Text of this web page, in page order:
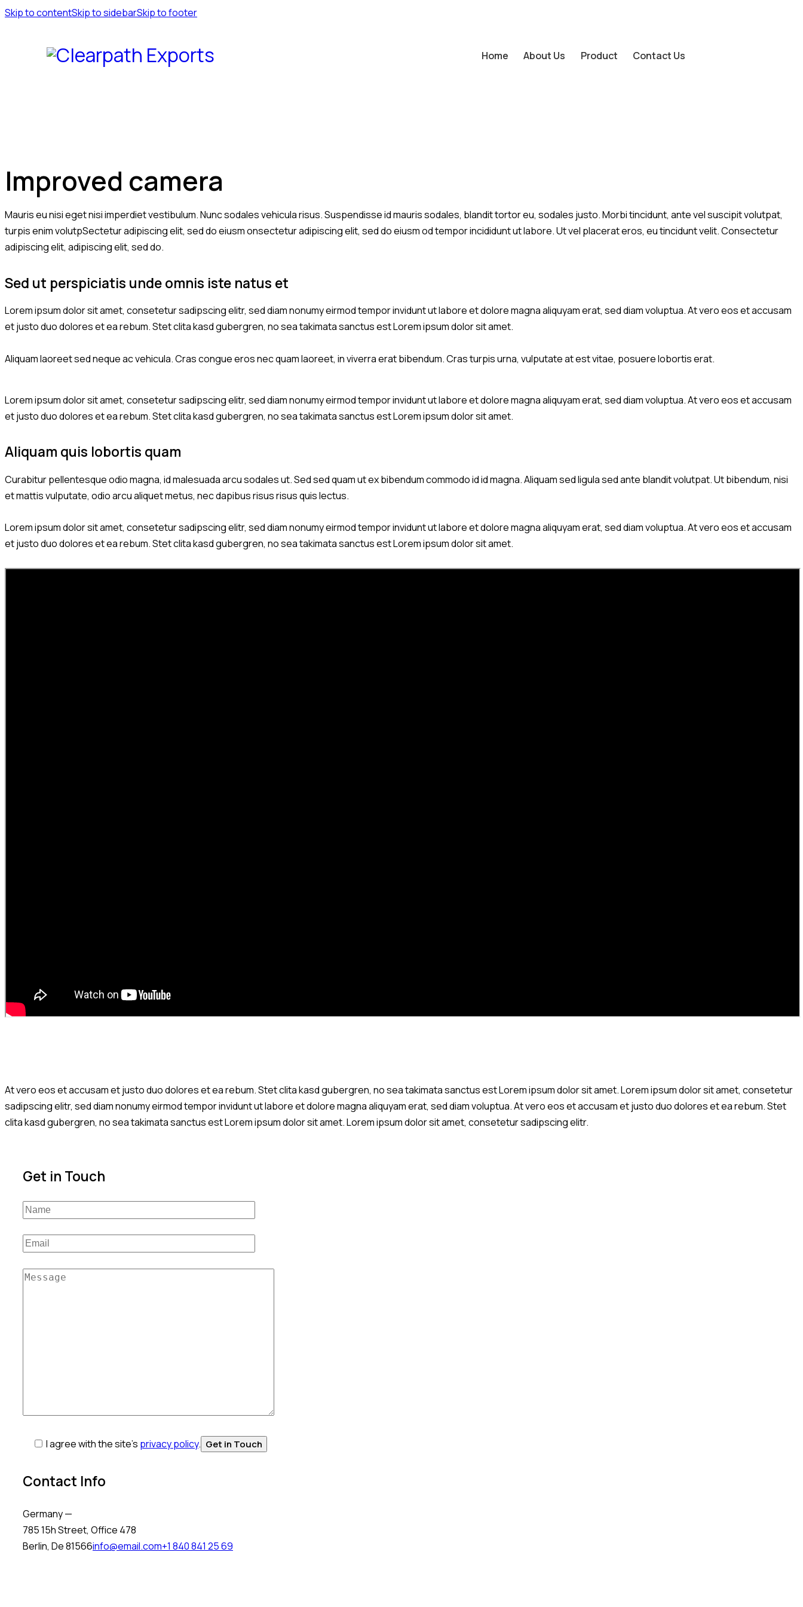
Skip to contentSkip to sidebarSkip to footer
Home About Us Product Contact Us
Improved camera
Mauris eu nisi eget nisi imperdiet vestibulum. Nunc sodales vehicula risus. Suspendisse id mauris sodales, blandit tortor eu, sodales justo. Morbi tincidunt, ante vel suscipit volutpat,
turpis enim volutpSectetur adipiscing elit, sed do eiusm onsectetur adipiscing elit, sed do eiusm od tempor incididunt ut labore. Ut vel placerat eros, eu tincidunt velit. Consectetur
adipiscing elit, adipiscing elit, sed do.
Sed ut perspiciatis unde omnis iste natus et
Lorem ipsum dolor sit amet, consetetur sadipscing elitr, sed diam nonumy eirmod tempor invidunt ut labore et dolore magna aliquyam erat, sed diam voluptua. At vero eos et accusam
et justo duo dolores et ea rebum. Stet clita kasd gubergren, no sea takimata sanctus est Lorem ipsum dolor sit amet.
Aliquam laoreet sed neque ac vehicula. Cras congue eros nec quam laoreet, in viverra erat bibendum. Cras turpis urna, vulputate at est vitae, posuere lobortis erat.
Lorem ipsum dolor sit amet, consetetur sadipscing elitr, sed diam nonumy eirmod tempor invidunt ut labore et dolore magna aliquyam erat, sed diam voluptua. At vero eos et accusam
et justo duo dolores et ea rebum. Stet clita kasd gubergren, no sea takimata sanctus est Lorem ipsum dolor sit amet.
Aliquam quis lobortis quam
Curabitur pellentesque odio magna, id malesuada arcu sodales ut. Sed sed quam ut ex bibendum commodo id id magna. Aliquam sed ligula sed ante blandit volutpat. Ut bibendum, nisi
et mattis vulputate, odio arcu aliquet metus, nec dapibus risus risus quis lectus.
Lorem ipsum dolor sit amet, consetetur sadipscing elitr, sed diam nonumy eirmod tempor invidunt ut labore et dolore magna aliquyam erat, sed diam voluptua. At vero eos et accusam
et justo duo dolores et ea rebum. Stet clita kasd gubergren, no sea takimata sanctus est Lorem ipsum dolor sit amet.
At vero eos et accusam et justo duo dolores et ea rebum. Stet clita kasd gubergren, no sea takimata sanctus est Lorem ipsum dolor sit amet. Lorem ipsum dolor sit amet, consetetur
sadipscing elitr, sed diam nonumy eirmod tempor invidunt ut labore et dolore magna aliquyam erat, sed diam voluptua. At vero eos et accusam et justo duo dolores et ea rebum. Stet
clita kasd gubergren, no sea takimata sanctus est Lorem ipsum dolor sit amet. Lorem ipsum dolor sit amet, consetetur sadipscing elitr.
Get in Touch
I agree with the site’s privacy policy.
Contact Info
Germany —
785 15h Street, Office 478
Berlin, De 81566info@email.com+1 840 841 25 69